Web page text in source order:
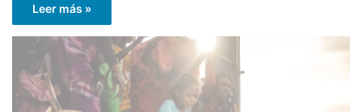
Leer más »